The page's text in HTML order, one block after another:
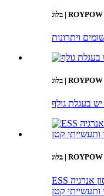
בלוג | ROYPOW
ויתרונות
בלוג | ROYPOW
בלוג | ROYPOW
ESS נייד: פתרונות אנרגיה חדשים לאחסון אנרגיה
ותעשייתי קטן